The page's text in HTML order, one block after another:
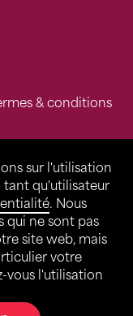
sur l'utilisation
tant qu'utilisateur
. Nous
qui ne sont pas
site web, mais
votre
vous l'utilisation
& conditions